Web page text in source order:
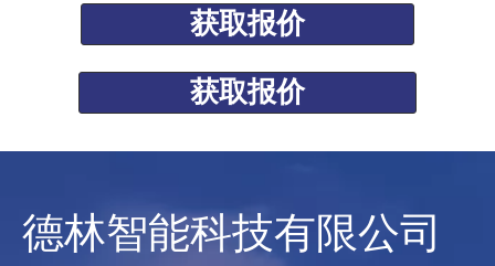
获取报价
获取报价
德林智能科技有限公司